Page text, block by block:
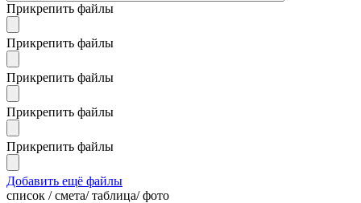
Прикрепить файлы
Прикрепить файлы
Прикрепить файлы
Прикрепить файлы
Прикрепить файлы
Добавить ещё файлы
cписок / смета/ таблица/ фото